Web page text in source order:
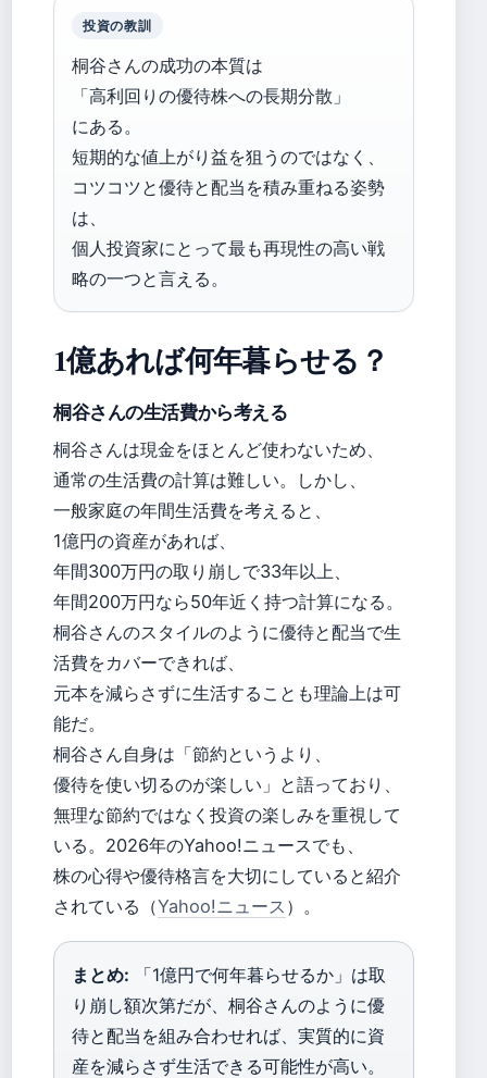
投資の教訓
桐谷さんの成功の本質は
「高利回りの優待株への長期分散」
にある。
短期的な値上がり益を狙うのではなく、
コツコツと優待と配当を積み重ねる姿勢
は、
個人投資家にとって最も再現性の高い戦
略の一つと言える。
1億あれば何年暮らせる？
桐谷さんの生活費から考える
桐谷さんは現金をほとんど使わないため、
通常の生活費の計算は難しい。しかし、
一般家庭の年間生活費を考えると、
1億円の資産があれば、
年間300万円の取り崩しで33年以上、
年間200万円なら50年近く持つ計算になる。
桐谷さんのスタイルのように優待と配当で生
活費をカバーできれば、
元本を減らさずに生活することも理論上は可
能だ。
桐谷さん自身は「節約というより、
優待を使い切るのが楽しい」と語っており、
無理な節約ではなく投資の楽しみを重視して
いる。2026年のYahoo!ニュースでも、
株の心得や優待格言を大切にしていると紹介
されている（Yahoo!ニュース ）。
まとめ: 「1億円で何年暮らせるか」は取
り崩し額次第だが、桐谷さんのように優
待と配当を組み合わせれば、実質的に資
産を減らさず生活できる可能性が高い。